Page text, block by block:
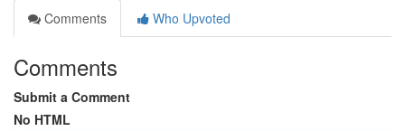
Comments
Who Upvoted
Comments
Submit a Comment
No HTML